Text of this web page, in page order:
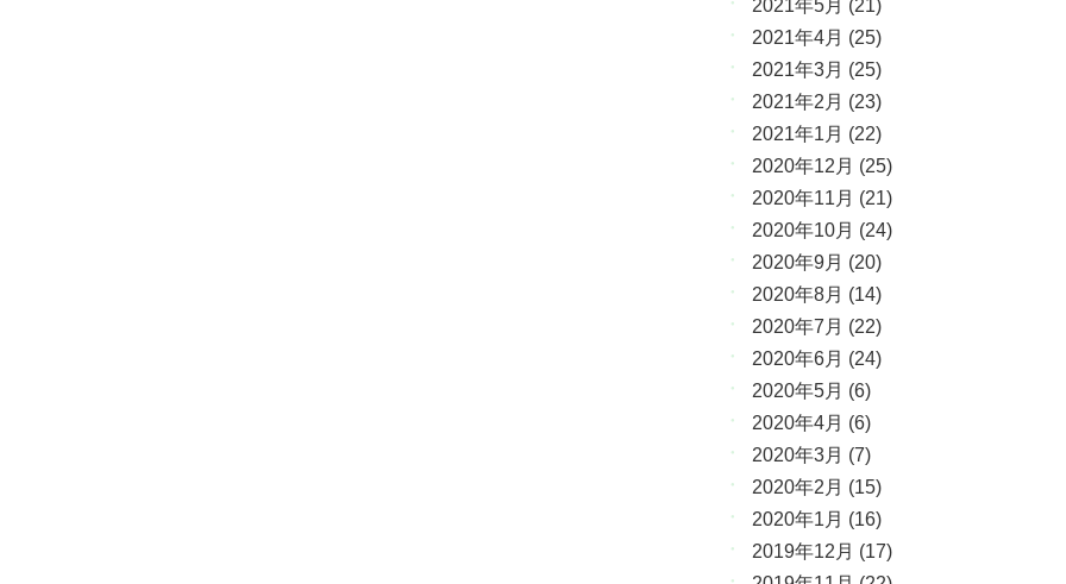
2021年5月 (21)
2021年4月 (25)
2021年3月 (25)
2021年2月 (23)
2021年1月 (22)
2020年12月 (25)
2020年11月 (21)
2020年10月 (24)
2020年9月 (20)
2020年8月 (14)
2020年7月 (22)
2020年6月 (24)
2020年5月 (6)
2020年4月 (6)
2020年3月 (7)
2020年2月 (15)
2020年1月 (16)
2019年12月 (17)